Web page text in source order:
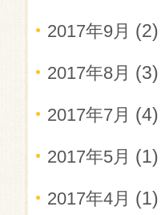
2017年9月 (2)
2017年8月 (3)
2017年7月 (4)
2017年5月 (1)
2017年4月 (1)